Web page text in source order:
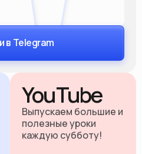
в Telegram
YouTube
Выпускаем большие и
полезные уроки
каждую субботу!